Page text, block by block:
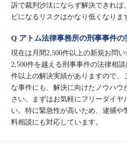
訴で裁判沙汰にならず解決できれば
ビになるリスクはかなり低くなりま
Q アトム法律事務所の刑事事件の
現在は月間2,500件以上の新規お問
2,500件を越える刑事事件の法律相
件以上の解決実績がありますので、
な事件にも、解決に向けたノウハウ
さい。まずはお気軽にフリーダイヤ
い。特に緊急性が高いため、逮捕や
料相談にも対応しています。